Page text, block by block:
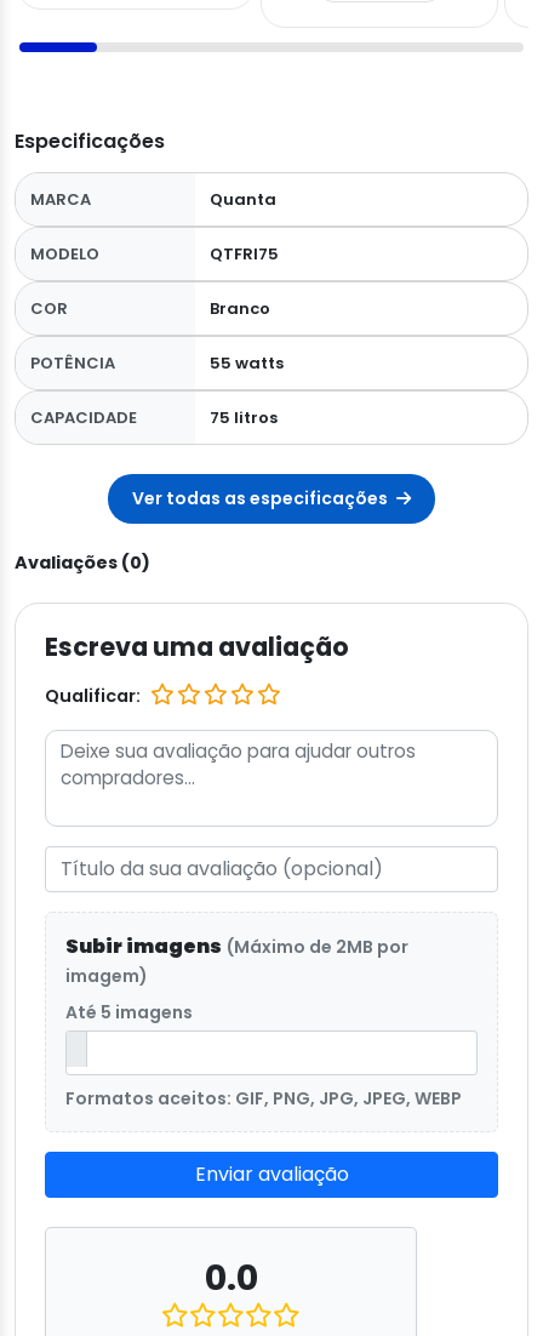
Especificações
MARCA Quanta
MODELO QTFRI75
COR Branco
POTÊNCIA 55 watts
CAPACIDADE 75 litros
Ver todas as especificações
Avaliações (0)
Escreva uma avaliação
Qualificar:
Subir imagens (Máximo de 2MB por
imagem)
Até 5 imagens
Formatos aceitos: GIF, PNG, JPG, JPEG, WEBP
Enviar avaliação
0.0